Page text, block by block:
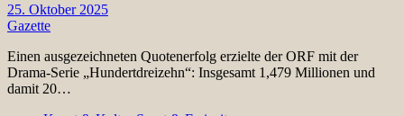
25. Oktober 2025
Gazette
Einen ausgezeichneten Quotenerfolg erzielte der ORF mit der
Drama-Serie „Hundertdreizehn“: Insgesamt 1,479 Millionen und
damit 20…